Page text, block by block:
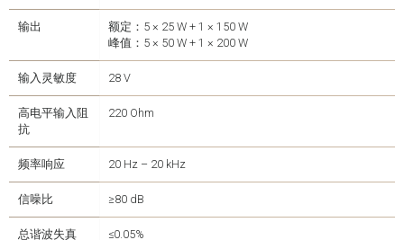
输出
额定：5 × 25 W + 1 × 150 W
峰值：5 × 50 W + 1 × 200 W
输入灵敏度 28 V
高电平输入阻
抗
220 Ohm
频率响应 20 Hz – 20 kHz
信噪比 ≥80 dB
总谐波失真 ≤0.05%